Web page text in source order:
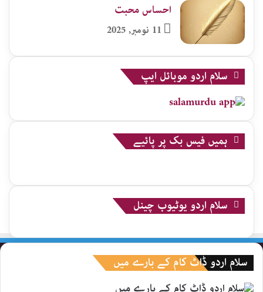
احساس محبت
11 نومبر, 2025
سلام اردو موبائل ایپ
ہمیں فیس بک پر پائیے
سلام اردو یوٹیوب چینل
سلام اردو ڈاٹ کام کے بارے میں